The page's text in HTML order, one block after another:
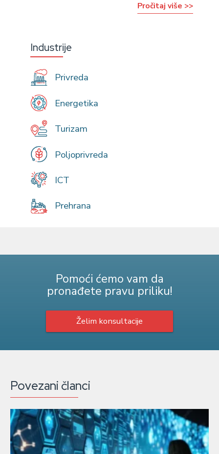
Pročitaj više >>
Industrije
Privreda
Energetika
Turizam
Poljoprivreda
ICT
Prehrana
Pomoći ćemo vam da
pronađete pravu priliku!
Želim konsultacije
Povezani članci